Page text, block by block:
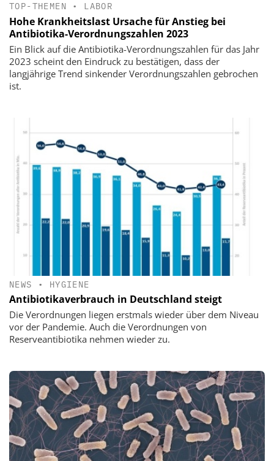
TOP-THEMEN • LABOR
Hohe Krankheitslast Ursache für Anstieg bei
Antibiotika-Verordnungszahlen 2023
Ein Blick auf die Antibiotika-Verordnungszahlen für das Jahr
2023 scheint den Eindruck zu bestätigen, dass der
langjährige Trend sinkender Verordnungszahlen gebrochen
ist.
NEWS • HYGIENE
Antibiotikaverbrauch in Deutschland steigt
Die Verordnungen liegen erstmals wieder über dem Niveau
vor der Pandemie. Auch die Verordnungen von
Reserveantibiotika nehmen wieder zu.